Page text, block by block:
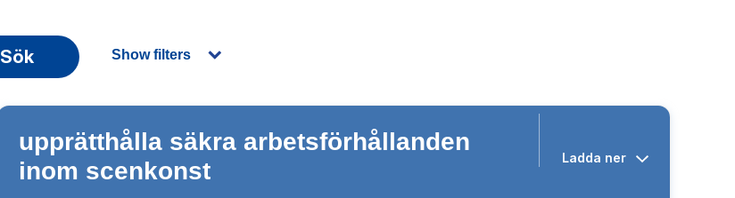
Sök Show filters
upprätthålla säkra arbetsförhållanden
inom scenkonst